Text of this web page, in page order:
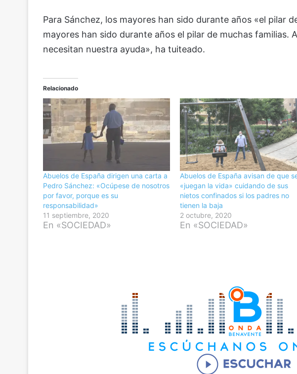
Para Sánchez, los mayores han sido durante años «el pilar
mayores han sido durante años el pilar de muchas familias.
necesitan nuestra ayuda», ha tuiteado.
Relacionado
Abuelos de España dirigen una carta a
Pedro Sánchez: «Ocúpese de nosotros
por favor, porque es su
responsabilidad»
11 septiembre, 2020
En «SOCIEDAD»
Abuelos de España avisan de que
«juegan la vida» cuidando de sus
nietos confinados si los padres no
tienen la baja
2 octubre, 2020
En «SOCIEDAD»